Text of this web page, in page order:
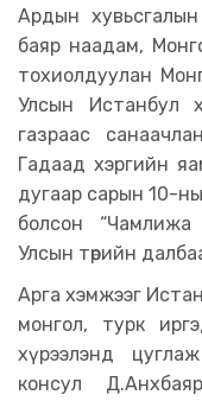
Ардын
баяр наадам,
тохиолдуулан
Улсын Истанбул
газраас
Гадаад хэргийн
дугаар сарын 10-ны
болсон
Улсын төрийн
Арга хэмжээг
монгол, турк
хүрээлэнд
консул